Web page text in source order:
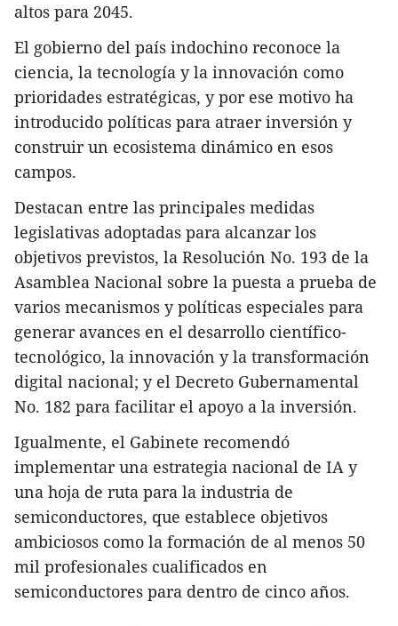
altos para 2045.
El gobierno del país indochino reconoce la
ciencia, la tecnología y la innovación como
prioridades estratégicas, y por ese motivo ha
introducido políticas para atraer inversión y
construir un ecosistema dinámico en esos
campos.
Destacan entre las principales medidas
legislativas adoptadas para alcanzar los
objetivos previstos, la Resolución No. 193 de la
Asamblea Nacional sobre la puesta a prueba de
varios mecanismos y políticas especiales para
generar avances en el desarrollo científico-
tecnológico, la innovación y la transformación
digital nacional; y el Decreto Gubernamental
No. 182 para facilitar el apoyo a la inversión.
Igualmente, el Gabinete recomendó
implementar una estrategia nacional de IA y
una hoja de ruta para la industria de
semiconductores, que establece objetivos
ambiciosos como la formación de al menos 50
mil profesionales cualificados en
semiconductores para dentro de cinco años.